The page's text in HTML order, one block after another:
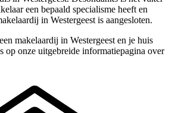
een bepaald specialisme heeft en
in Westergeest is aangesloten.
makelaardij in Westergeest en je huis
op onze uitgebreide informatiepagina over